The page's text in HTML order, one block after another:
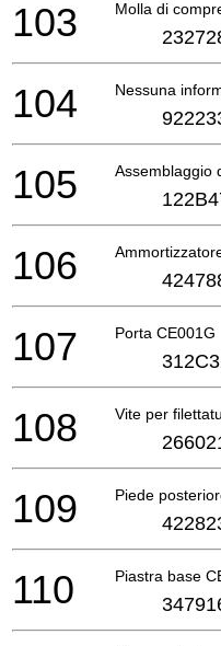
Molla di
103
Nessuna
104
Assemblaggio
105
106
Porta CE001G
107
Vite per
108
Piede
109
Piastra base
110